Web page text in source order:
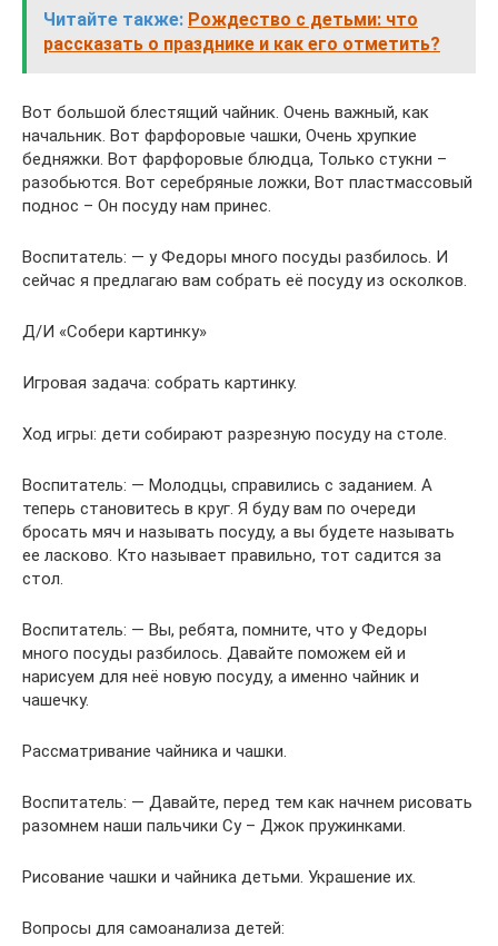
Читайте также: Рождество с детьми: что
рассказать о празднике и как его отметить?
Вот большой блестящий чайник. Очень важный, как
начальник. Вот фарфоровые чашки, Очень хрупкие
бедняжки. Вот фарфоровые блюдца, Только стукни –
разобьются. Вот серебряные ложки, Вот пластмассовый
поднос – Он посуду нам принес.
Воспитатель: — у Федоры много посуды разбилось. И
сейчас я предлагаю вам собрать её посуду из осколков.
Д/И «Собери картинку»
Игровая задача: собрать картинку.
Ход игры: дети собирают разрезную посуду на столе.
Воспитатель: — Молодцы, справились с заданием. А
теперь становитесь в круг. Я буду вам по очереди
бросать мяч и называть посуду, а вы будете называть
ее ласково. Кто называет правильно, тот садится за
стол.
Воспитатель: — Вы, ребята, помните, что у Федоры
много посуды разбилось. Давайте поможем ей и
нарисуем для неё новую посуду, а именно чайник и
чашечку.
Рассматривание чайника и чашки.
Воспитатель: — Давайте, перед тем как начнем рисовать
разомнем наши пальчики Су – Джок пружинками.
Рисование чашки и чайника детьми. Украшение их.
Вопросы для самоанализа детей: